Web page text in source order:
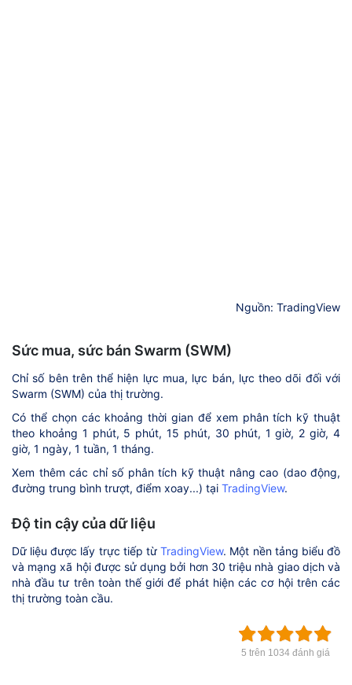
Nguồn: TradingView
Sức mua, sức bán Swarm (SWM)
Chỉ số bên trên thể hiện lực mua, lực bán, lực theo dõi đối với
Swarm (SWM) của thị trường.
Có thể chọn các khoảng thời gian để xem phân tích kỹ thuật
theo khoảng 1 phút, 5 phút, 15 phút, 30 phút, 1 giờ, 2 giờ, 4
giờ, 1 ngày, 1 tuần, 1 tháng.
Xem thêm các chỉ số phân tích kỹ thuật nâng cao (dao động,
đường trung bình trượt, điểm xoay...) tại TradingView.
Độ tin cậy của dữ liệu
Dữ liệu được lấy trực tiếp từTradingView. Một nền tảng biểu đồ
và mạng xã hội được sử dụng bởi hơn 30 triệu nhà giao dịch và
nhà đầu tư trên toàn thế giới để phát hiện các cơ hội trên các
thị trường toàn cầu.
5 trên 1034 đánh giá